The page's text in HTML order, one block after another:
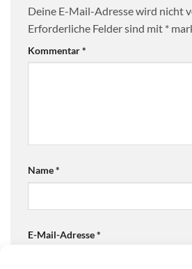
Deine E-Mail-Adresse wird nicht
Erforderliche Felder sind mit *
Kommentar*
Name*
E-Mail-Adresse*